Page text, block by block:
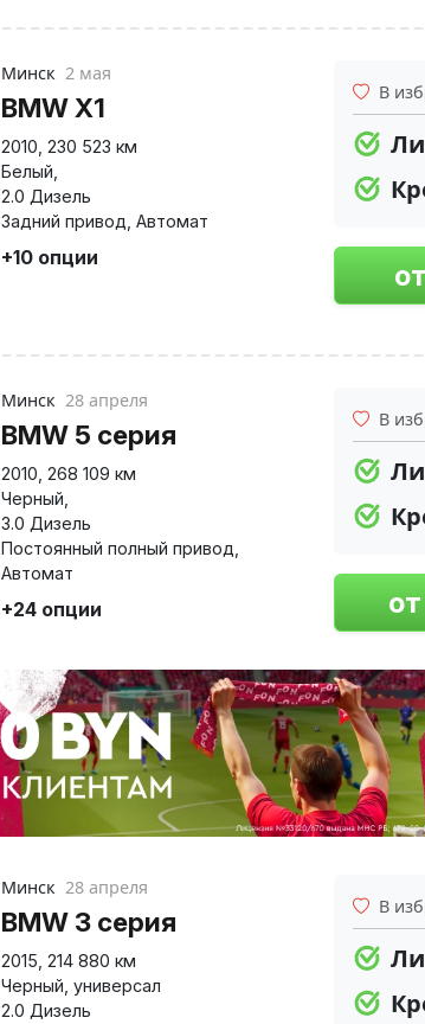
Минск 2 мая
BMW X1
2010 230 523 км
Белый
2.0 Дизель
Задний привод Автомат
+10 опции
В
Минск 28 апреля
BMW 5 серия
2010 268 109 км
Черный
3.0 Дизель
Постоянный полный привод
Автомат
+24 опции
В
Минск 28 апреля
BMW 3 серия
2015 214 880 км
Черный универсал
2.0 Дизель
В